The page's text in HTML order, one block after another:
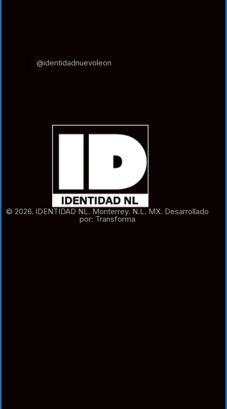
@identidadnuevoleon
© 2026. IDENTIDAD NL. Monterrey. N.L. MX. Desarrollado
por: Transforma